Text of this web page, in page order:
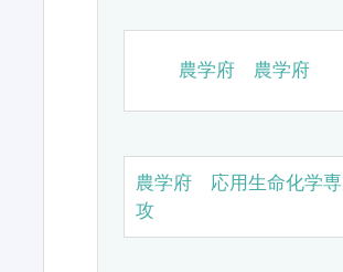
農学府 農学府
農学府 応用生命化学専
攻